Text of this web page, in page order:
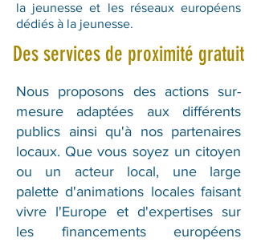
la jeunesse et les réseaux européens
dédiés à la jeunesse.
Des services de proximité gratuit
Nous proposons des actions sur-
mesure adaptées aux différents
publics ainsi qu'à nos partenaires
locaux. Que vous soyez un citoyen
ou un acteur local, une large
palette d'animations locales faisant
vivre l'Europe et d'expertises sur
les financements européens